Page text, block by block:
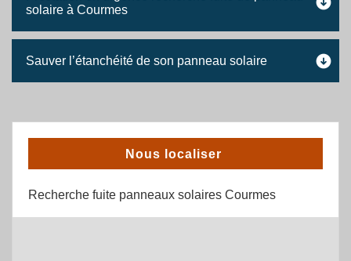
solaire à Courmes
Sauver l’étanchéité de son panneau solaire
Nous localiser
Recherche fuite panneaux solaires Courmes